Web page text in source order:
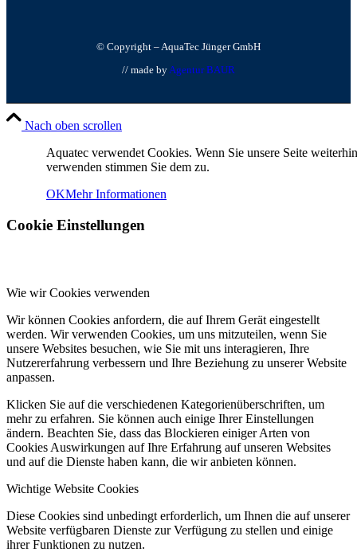
© Copyright – AquaTec Jünger GmbH
// made byAgentur BAUR
Nach oben scrollen
Aquatec verwendet Cookies. Wenn Sie unsere Seite weiterhin
verwenden stimmen Sie dem zu.
OKMehr Informationen
Cookie Einstellungen
Wie wir Cookies verwenden
Wir können Cookies anfordern, die auf Ihrem Gerät eingestellt
werden. Wir verwenden Cookies, um uns mitzuteilen, wenn Sie
unsere Websites besuchen, wie Sie mit uns interagieren, Ihre
Nutzererfahrung verbessern und Ihre Beziehung zu unserer Website
anpassen.
Klicken Sie auf die verschiedenen Kategorienüberschriften, um
mehr zu erfahren. Sie können auch einige Ihrer Einstellungen
ändern. Beachten Sie, dass das Blockieren einiger Arten von
Cookies Auswirkungen auf Ihre Erfahrung auf unseren Websites
und auf die Dienste haben kann, die wir anbieten können.
Wichtige Website Cookies
Diese Cookies sind unbedingt erforderlich, um Ihnen die auf unserer
Website verfügbaren Dienste zur Verfügung zu stellen und einige
ihrer Funktionen zu nutzen.